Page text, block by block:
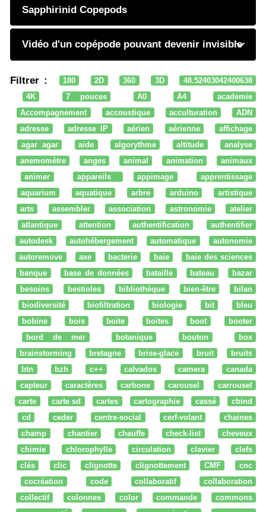
Sapphirinid Copepods
Vidéo d'un copépode pouvant devenir invisible
Filtrer : 180 2D 360 3D
48.52403042400638
4K
7 pouces A0 A4
academie
Accompagnement
accoustique acculturation
ADN
adresse
adresse IP aérien aérienne
affichage
agar agar
aide algorythme altitude
analyse
anemomètre
anges animal animation
animaux
animer
appareils appimage
apprentissage
aquarium
aquatique arbre arduino
artistique
arts
assembler association astronomie
atelier
atlantique
attention authentification
authentifier
autodesk
autohébergement automatique
autonomie
autoremove
axe bacterie baie
baie des sciences
banque
base de données bataille bateau
bazar
besoins
bestioles bibliothèque bien-être
bilan
biodiversité
biofiltration biologie bit
bleu
bobine
bois boite boites boot
booter
bord de mer
botanique bouton
box
brainstorming
bretagne brise-glace bruit
bruits
btn
bzh c++ calvados camera
canada
capteur
caractères carbone carousel
carrousel
carte
carte sd cartes cartographie cassé
cbind
cd
ceder centre-social cerf-volant
chaines
champ
chantier chauffe check-list
cheveux
chimie
chlorophylle circulation clavier
clefs
clés
clic clignotte clignottement CMF
cnc
cocréation
code collaboratif
collaboration
collectif
colonnes color commande
commons